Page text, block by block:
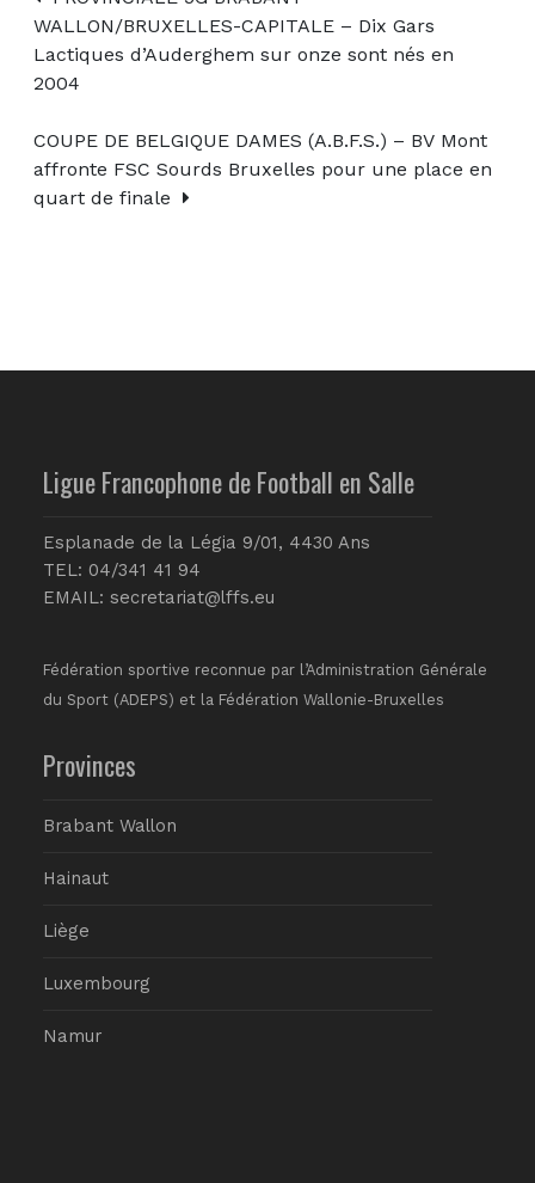
WALLON/BRUXELLES-CAPITALE – Dix Gars
Lactiques d’Auderghem sur onze sont nés en
2004
COUPE DE BELGIQUE DAMES (A.B.F.S.) – BV Mont
affronte FSC Sourds Bruxelles pour une place en
quart de finale
Ligue Francophone de Football en Salle
Esplanade de la Légia 9/01, 4430 Ans
TEL: 04/341 41 94
EMAIL: secretariat@lffs.eu
Fédération sportive reconnue par l’Administration Générale
du Sport (ADEPS) et la Fédération Wallonie-Bruxelles
Provinces
Brabant Wallon
Hainaut
Liège
Luxembourg
Namur